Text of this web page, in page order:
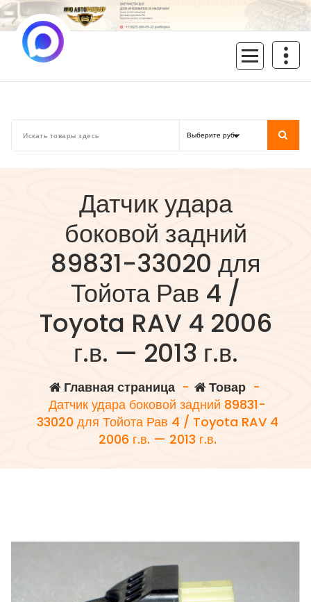
Перейти
к
содержимому
Датчик удара
боковой задний
89831-33020 для
Тойота Рав 4 /
Toyota RAV 4 2006
г.в. — 2013 г.в.
Главная страница- Товар-
Датчик удара боковой задний 89831-
33020 для Тойота Рав 4 / Toyota RAV 4
2006 г.в. — 2013 г.в.